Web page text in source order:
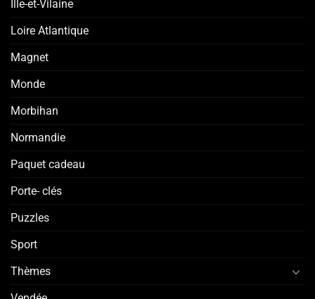
Ille-et-Vilaine
Loire Atlantique
Magnet
Monde
Morbihan
Normandie
Paquet cadeau
Porte- clés
Puzzles
Sport
Thèmes